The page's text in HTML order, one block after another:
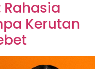
Kerutan